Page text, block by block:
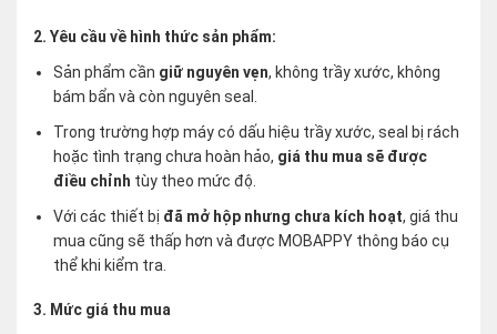
2. Yêu cầu về hình thức sản phẩm:
Sản phẩm cần giữ nguyên vẹn, không trầy xước, không
bám bẩn và còn nguyên seal.
Trong trường hợp máy có dấu hiệu trầy xước, seal bị rách
hoặc tình trạng chưa hoàn hảo, giá thu mua sẽ được
điều chỉnh tùy theo mức độ.
Với các thiết bị đã mở hộp nhưng chưa kích hoạt, giá thu
mua cũng sẽ thấp hơn và được MOBAPPY thông báo cụ
thể khi kiểm tra.
3. Mức giá thu mua